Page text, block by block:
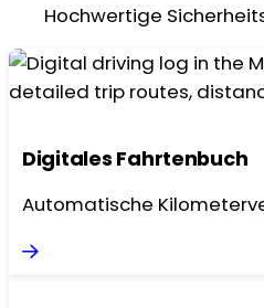
Hochwertige
Digitales Fahrtenbuch
Automatische